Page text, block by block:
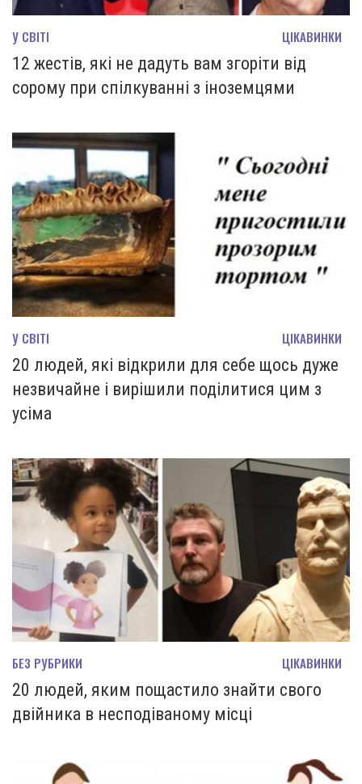
У СВІТІ ЦІКАВИНКИ
12 жестів, які не дадуть вам згоріти від
сорому при спілкуванні з іноземцями
У СВІТІ ЦІКАВИНКИ
20 людей, які відкрили для себе щось дуже
незвичайне і вирішили поділитися цим з
усіма
БЕЗ РУБРИКИ ЦІКАВИНКИ
20 людей, яким пощастило знайти свого
двійника в несподіваному місці